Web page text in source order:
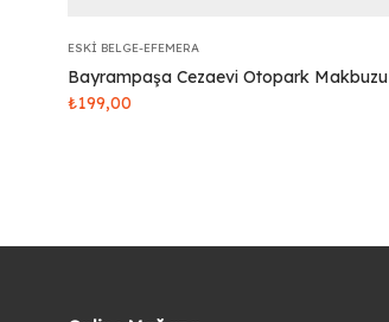
ESKI BELGE-EFEMERA
Bayrampaşa Cezaevi Otopark Makbuzu
₺199,00